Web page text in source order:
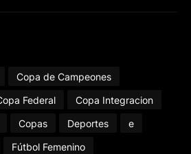
Copa de Campeones
Federal
Copa Integracion
Copas Deportes
e
Fútbol Femenino